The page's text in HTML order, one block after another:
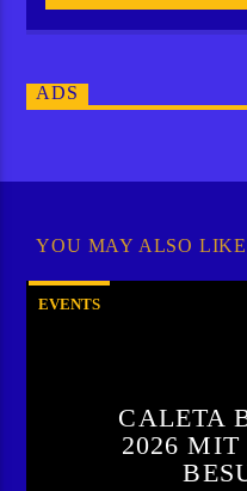
ADS
YOU MAY ALSO LIKE
EVENTS
CALETA
2026 MIT